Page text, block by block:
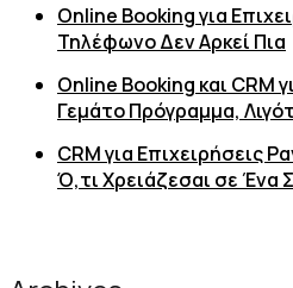
Online Booking για
Τηλέφωνο Δεν Αρκεί Πια
Online Booking και CRM
Γεμάτο Πρόγραμμα,
CRM για Επιχειρήσεις
Ό,τι Χρειάζεσαι σε Ένα